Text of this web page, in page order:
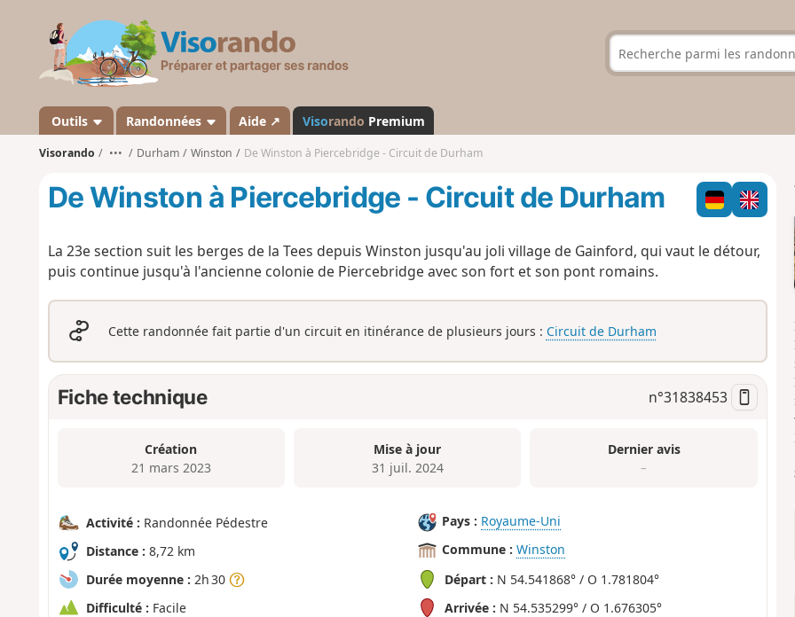
s
a
n
d
Outils Randonnées Aide ↗ Visorando Premium
Visorando ••• Durham Winston De Winston à Piercebridge - Circuit de Durham
De Winston à Piercebridge - Circuit de Durham
La 23e section suit les berges de la Tees depuis Winston jusqu'au joli village de Gainford, qui vaut le détour,
puis continue jusqu'à l'ancienne colonie de Piercebridge avec son fort et son pont romains.
Cette randonnée fait partie d'un circuit en itinérance de plusieurs jours : Circuit de Durham
Fiche technique n°31838453
Création
21 mars 2023
Mise à jour
31 juil. 2024
Dernier avis
–
Activité : Randonnée Pédestre
Distance : 8,72 km
Durée moyenne : 2h 30
Difficulté : Facile
Pays : Royaume-Uni
Commune : Winston
Départ : N 54.541868° / O 1.781804°
Arrivée : N 54.535299° / O 1.676305°